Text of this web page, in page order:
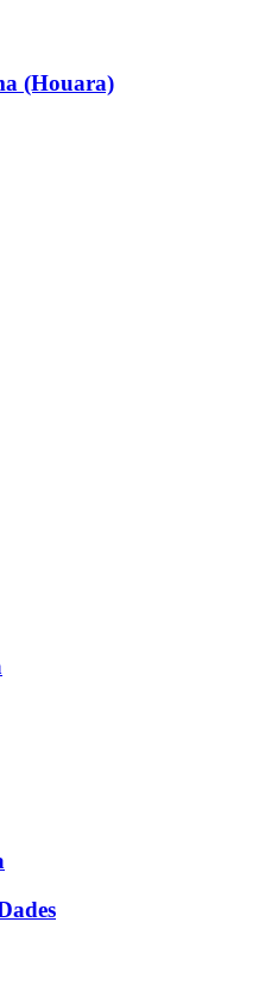
(Houara)